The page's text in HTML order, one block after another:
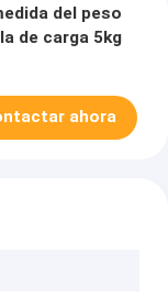
del peso
de carga 5kg
ahora